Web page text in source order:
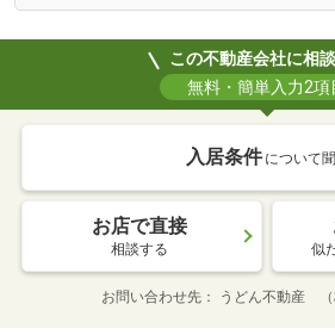
この不動産会社に相
無料・簡単入力2項
入居条件 について聞
お店で直接
相談する 似
お問い合わせ先 うどん不動産 （